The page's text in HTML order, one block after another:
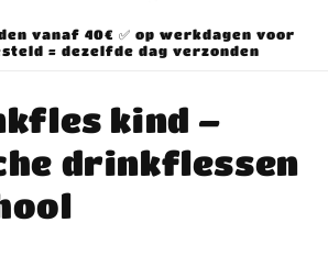
vanaf 40€ ✅ op werkdagen voor
= dezelfde dag verzonden
kind –
drinkflessen